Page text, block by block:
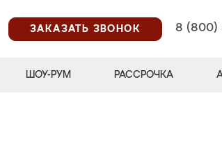
ЗАКАЗАТЬ ЗВОНОК
8 (800)
ШОУ-РУМ РАССРОЧКА